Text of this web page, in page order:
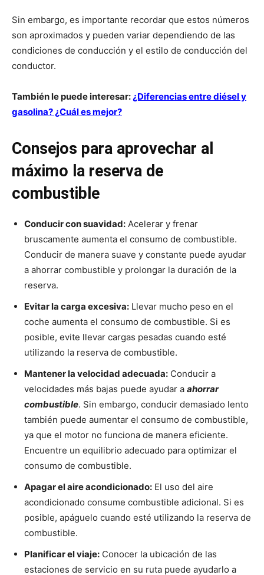
Sin embargo, es importante recordar que estos números
son aproximados y pueden variar dependiendo de las
condiciones de conducción y el estilo de conducción del
conductor.
También le puede interesar:¿Diferencias entre diésel y
gasolina? ¿Cuál es mejor?
Consejos para aprovechar al
máximo la reserva de
combustible
Conducir con suavidad: Acelerar y frenar
bruscamente aumenta el consumo de combustible.
Conducir de manera suave y constante puede ayudar
a ahorrar combustible y prolongar la duración de la
reserva.
Evitar la carga excesiva: Llevar mucho peso en el
coche aumenta el consumo de combustible. Si es
posible, evite llevar cargas pesadas cuando esté
utilizando la reserva de combustible.
Mantener la velocidad adecuada: Conducir a
velocidades más bajas puede ayudar a ahorrar
combustible. Sin embargo, conducir demasiado lento
también puede aumentar el consumo de combustible,
ya que el motor no funciona de manera eficiente.
Encuentre un equilibrio adecuado para optimizar el
consumo de combustible.
Apagar el aire acondicionado: El uso del aire
acondicionado consume combustible adicional. Si es
posible, apáguelo cuando esté utilizando la reserva de
combustible.
Planificar el viaje: Conocer la ubicación de las
estaciones de servicio en su ruta puede ayudarlo a